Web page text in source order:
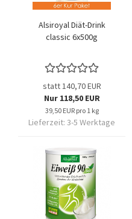
Alsiroyal Diät-Drink
classic 6x500g
statt 140,70 EUR
Nur 118,50 EUR
39,50 EUR pro 1 kg
Lieferzeit: 3-5 Werktage